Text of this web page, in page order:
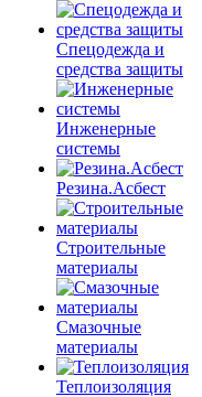
Спецодежда и
средства защиты
Инженерные
системы
Резина.Асбест
Строительные
материалы
Смазочные
материалы
Теплоизоляция